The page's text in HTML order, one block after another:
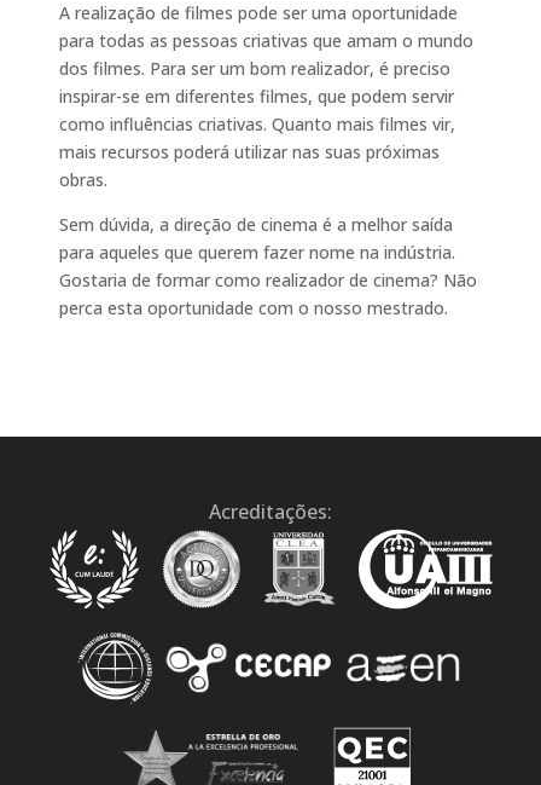
A realização de filmes pode ser uma oportunidade
para todas as pessoas criativas que amam o mundo
dos filmes. Para ser um bom realizador, é preciso
inspirar-se em diferentes filmes, que podem servir
como influências criativas. Quanto mais filmes vir,
mais recursos poderá utilizar nas suas próximas
obras.
Sem dúvida, a direção de cinema é a melhor saída
para aqueles que querem fazer nome na indústria.
Gostaria de formar como realizador de cinema? Não
perca esta oportunidade com o nosso mestrado.
Acreditações: